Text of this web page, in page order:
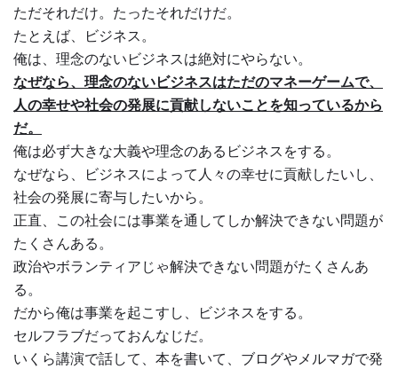
ただそれだけ。たったそれだけだ。
たとえば、ビジネス。
俺は、理念のないビジネスは絶対にやらない。
なぜなら、理念のないビジネスはただのマネーゲームで、
人の幸せや社会の発展に貢献しないことを知っているから
だ。
俺は必ず大きな大義や理念のあるビジネスをする。
なぜなら、ビジネスによって人々の幸せに貢献したいし、
社会の発展に寄与したいから。
正直、この社会には事業を通してしか解決できない問題が
たくさんある。
政治やボランティアじゃ解決できない問題がたくさんあ
る。
だから俺は事業を起こすし、ビジネスをする。
セルフラブだっておんなじだ。
いくら講演で話して、本を書いて、ブログやメルマガで発